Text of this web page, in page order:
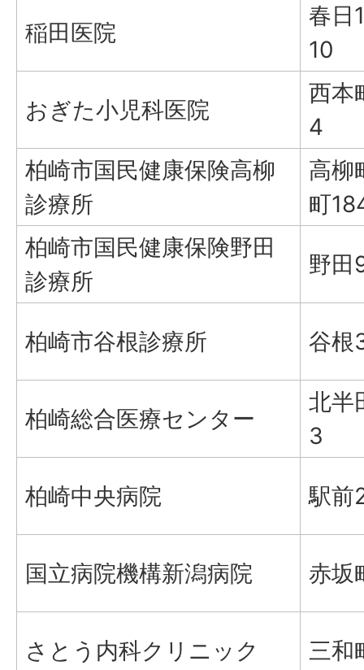
稲田医院
春
10
おぎた小児科医院
西本
4
柏崎市国民健康保険高柳
診療所
高柳
町
柏崎市国民健康保険野田
診療所
野田
柏崎市谷根診療所 谷根
柏崎総合医療センター
北半
3
柏崎中央病院 駅前
国立病院機構新潟病院 赤坂
さとう内科クリニック 三